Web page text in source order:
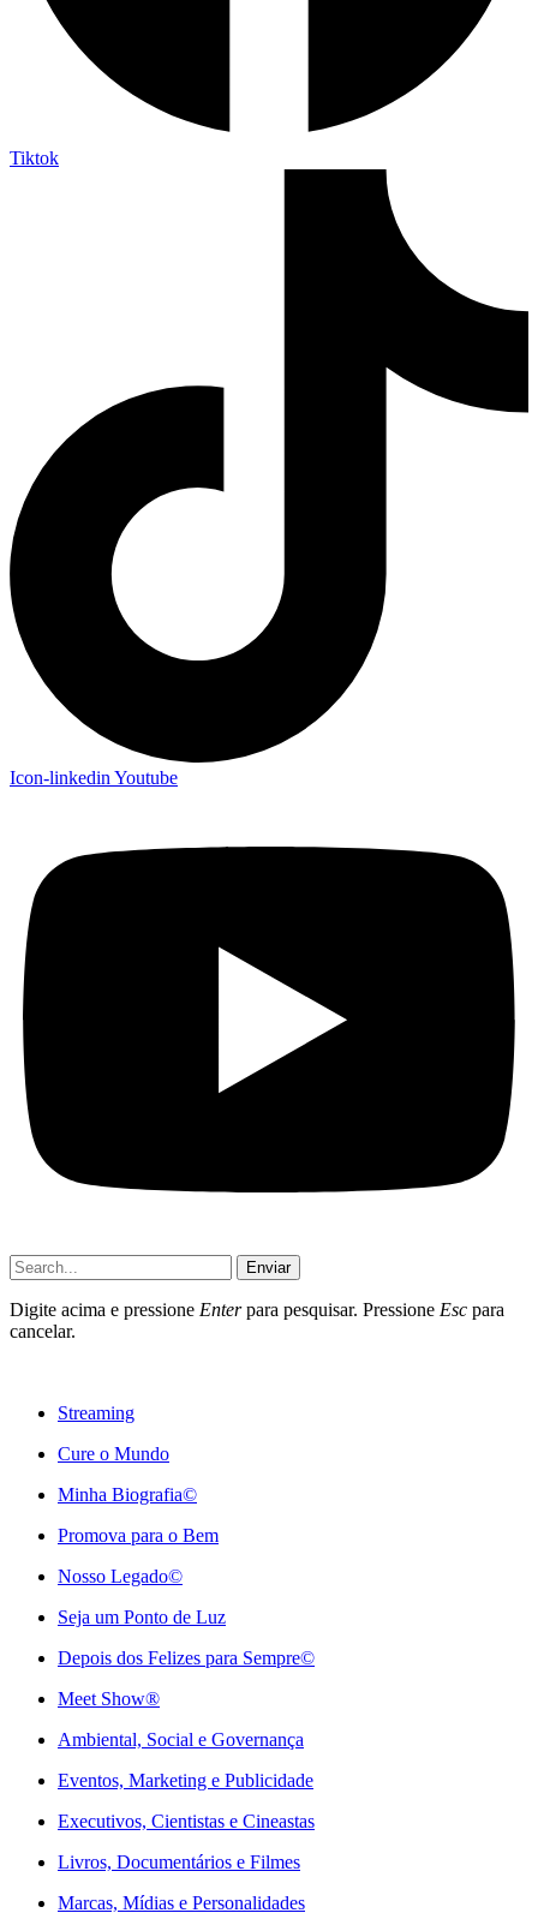
Tiktok
Icon-linkedin Youtube
Enviar
Digite acima e pressione Enterpara pesquisar. Pressione Esc para
cancelar.
Streaming
Cure o Mundo
Minha Biografia©
Promova para o Bem
Nosso Legado©
Seja um Ponto de Luz
Depois dos Felizes para Sempre©️
Meet Show®
Ambiental, Social e Governança
Eventos, Marketing e Publicidade
Executivos, Cientistas e Cineastas
⁠Livros, Documentários e Filmes
Marcas, Mídias e Personalidades